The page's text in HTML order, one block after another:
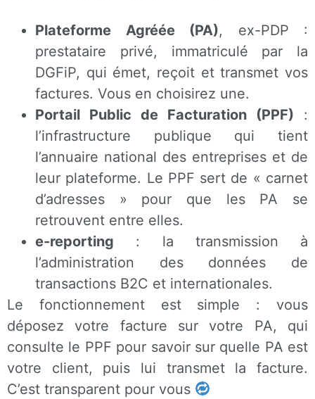
Plateforme Agréée (PA), ex-PDP :
prestataire privé, immatriculé par la
DGFiP, qui émet, reçoit et transmet vos
factures. Vous en choisirez une.
Portail Public de Facturation (PPF) :
l’infrastructure publique qui tient
l’annuaire national des entreprises et de
leur plateforme. Le PPF sert de « carnet
d’adresses » pour que les PA se
retrouvent entre elles.
e-reporting : la transmission à
l’administration des données de
transactions B2C et internationales.
Le fonctionnement est simple : vous
déposez votre facture sur votre PA, qui
consulte le PPF pour savoir sur quelle PA est
votre client, puis lui transmet la facture.
C’est transparent pour vous